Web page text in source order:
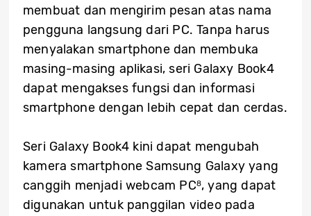
membuat dan mengirim pesan atas nama
pengguna langsung dari PC. Tanpa harus
menyalakan smartphone dan membuka
masing-masing aplikasi, seri Galaxy Book4
dapat mengakses fungsi dan informasi
smartphone dengan lebih cepat dan cerdas.
Seri Galaxy Book4 kini dapat mengubah
kamera smartphone Samsung Galaxy yang
canggih menjadi webcam PC8, yang dapat
digunakan untuk panggilan video pada